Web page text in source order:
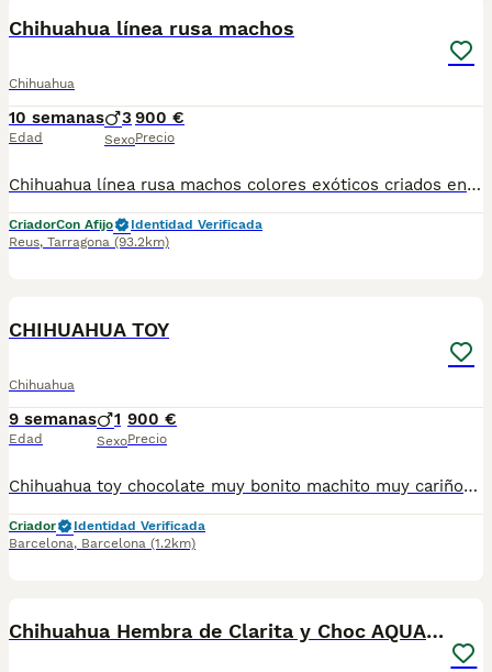
Chihuahua línea rusa machos
Chihuahua
10 semanas
Edad
3
Sexo
900 €
Precio
Chihuahua línea rusa machos colores exóticos criados en ambiente familiar con cartilla sanitaria vacuna chip desparasitación con garantía víricas y congenitas
CriadorCon Afijo
Identidad Verificada
Reus, Tarragona (93.2km)
CHIHUAHUA TOY
Chihuahua
9 semanas
Edad
1
Sexo
900 €
Precio
Chihuahua toy chocolate muy bonito machito muy cariñoso y sociable se entrega vacunados desparasitados y cartilla sanitaria precio real escríbenos al WhatsApp 617885222
Criador
Identidad Verificada
Barcelona, Barcelona (1.2km)
Chihuahua Hembra de Clarita y Choc AQUANATURA